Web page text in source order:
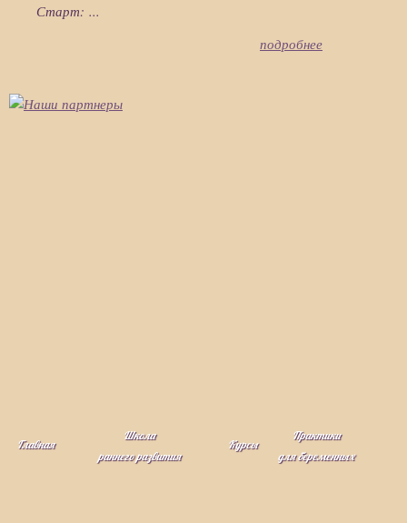
Старт: ...
подробнее
Главная
Школа
раннего развития
Курсы
Практики
для беременных